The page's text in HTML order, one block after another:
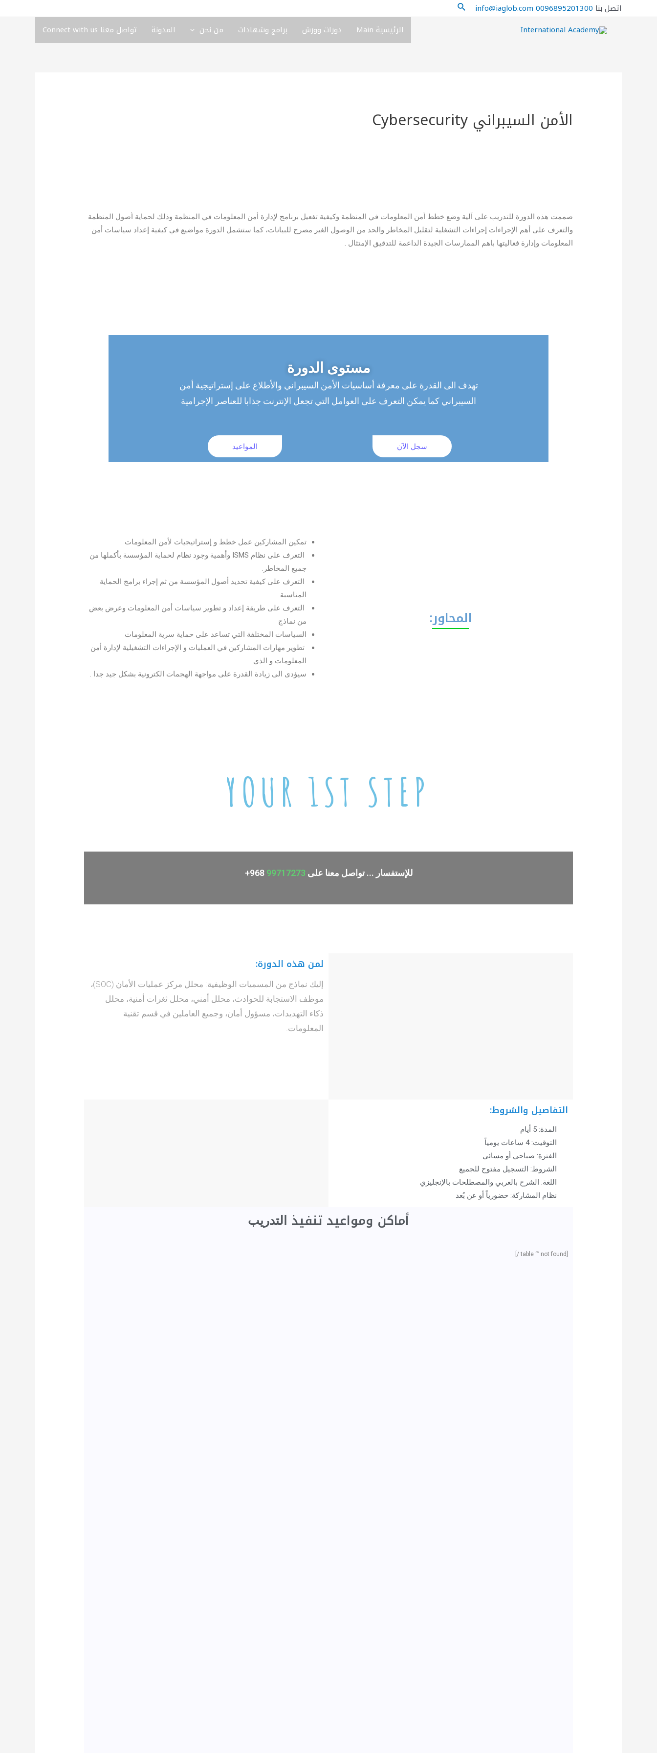
اتصل بنا 0096895201300
info@iaglob.com
الرئيسية Main
دورات وورش برامج وشهادات من نحن المدونة تواصل معنا Connect with us
الأمن السيبراني Cybersecurity
صممت هذه الدورة للتدريب على آلية وضع خطط أمن المعلومات في المنظمة وكيفية تفعيل برنامج لإدارة أمن المعلومات في المنظمة وذلك لحماية أصول المنظمة
والتعرف على أهم الإجراءات إجراءات التشغلية لتقليل المخاطر والحد من الوصول الغير مصرح للبيانات، كما ستشمل الدورة مواضيع في كيفية إعداد سياسات أمن
المعلومات وإدارة فعاليتها باهم الممارسات الجيدة الداعمة للتدقيق الإمتثال .
مستوى الدورة
تهدف الى القدرة على معرفة أساسيات الأمن السيبراني والأطلاع على إستراتيجية أمن
السيبراني كما يمكن التعرف على العوامل التي تجعل الإنترنت جذابا للعناصر الإجرامية
سجل الآن المواعيد
المحاور:
تمكين المشاركين عمل خطط و إستراتيجيات لأمن المعلومات
التعرف على نظام ISMS وأهمية وجود نظام لحماية المؤسسة بأكملها من
جميع المخاطر.
التعرف على كيفية تحديد أصول المؤسسة من ثم إجراء برامج الحماية
المناسبة
التعرف على طريقة إعداد و تطوير سياسات أمن المعلومات وعرض بعض
من نماذج
السياسات المختلفة التي تساعد على حماية سرية المعلومات
تطوير مهارات المشاركين في العمليات و الإجراءات التشغيلية لإدارة أمن
المعلومات و الذي
سيؤدى الى زيادة القدرة على مواجهة الهجمات الكترونية بشكل جيد جدا .
YOUR 1ST STEP
للإستفسار ... تواصل معنا على99717273
968+
لمن هذه الدورة:
إليك نماذج من المسميات الوظيفية: محلل مركز عمليات الأمان (SOC)،
موظف الاستجابة للحوادث، محلل أمني، محلل ثغرات أمنية، محلل
ذكاء التهديدات، مسؤول أمان، وجميع العاملين في قسم تقنية
المعلومات.
التفاصيل والشروط:
المدة: 5 أيام
التوقيت: 4 ساعات يومياً
الفترة: صباحي أو مسائي
الشروط: التسجيل مفتوح للجميع
اللغة: الشرح بالعربي والمصطلحات بالإنجليزي
نظام المشاركة: حضورياً أو عن بُعد
أماكن ومواعيد تنفيذ ​ التدريب
الرئيسية Main